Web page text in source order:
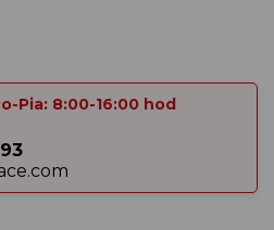
Pia: 8:00-16:00 hod